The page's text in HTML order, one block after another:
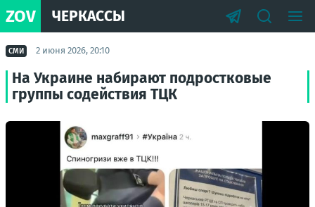
ZOV ЧЕРКАССЫ
СМИ 2 июня 2026, 20:10
На Украине набирают подростковые
группы содействия ТЦК